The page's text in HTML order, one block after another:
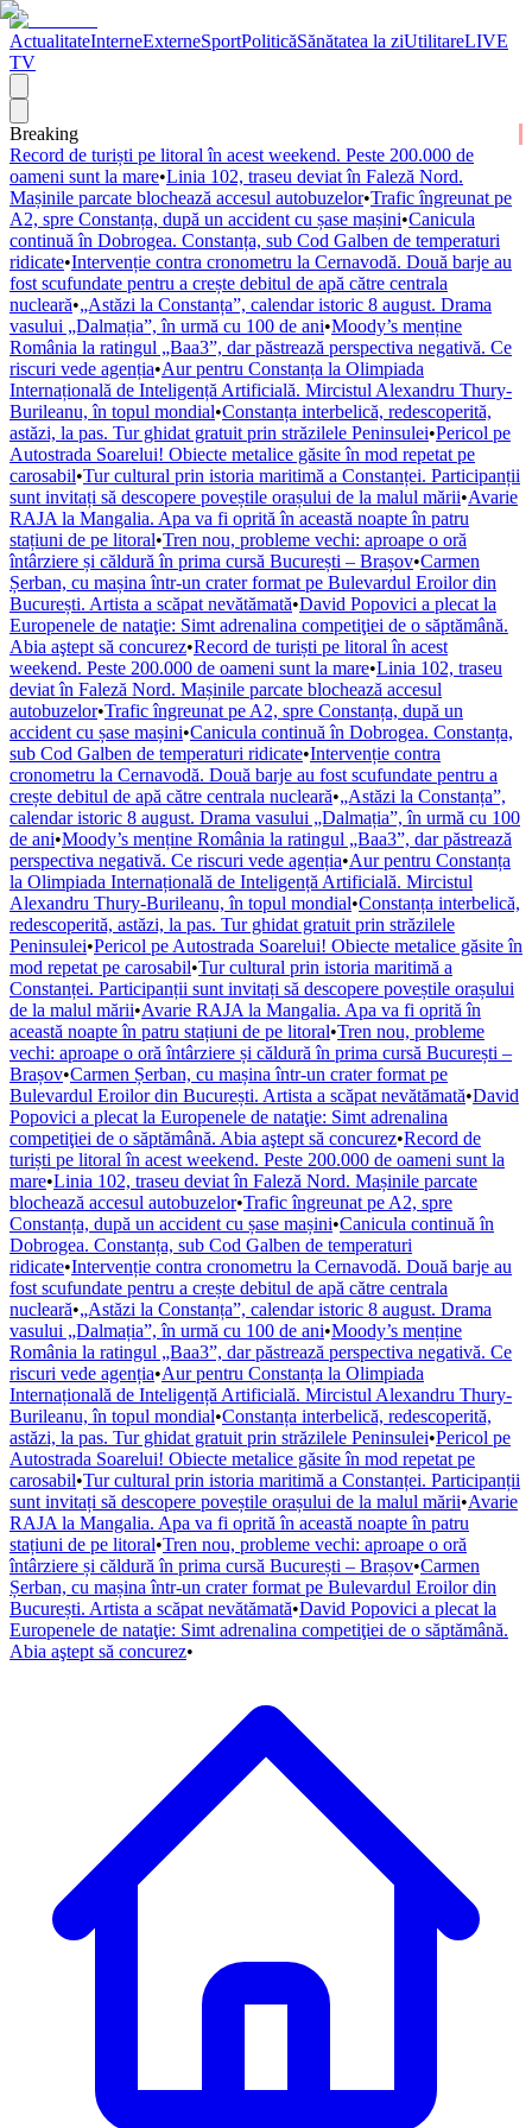
ActualitateInterneExterneSportPoliticăSănătatea la ziUtilitareLIVE
TV
Breaking
Record de turiști pe litoral în acest weekend. Peste 200.000 de
oameni sunt la mare•Linia 102, traseu deviat în Faleză Nord.
Mașinile parcate blochează accesul autobuzelor•Trafic îngreunat pe
A2, spre Constanța, după un accident cu șase mașini•Canicula
continuă în Dobrogea. Constanța, sub Cod Galben de temperaturi
ridicate•Intervenție contra cronometru la Cernavodă. Două barje au
fost scufundate pentru a crește debitul de apă către centrala
nucleară•„Astăzi la Constanța”, calendar istoric 8 august. Drama
vasului „Dalmația”, în urmă cu 100 de ani•Moody’s menține
România la ratingul „Baa3”, dar păstrează perspectiva negativă. Ce
riscuri vede agenția•Aur pentru Constanța la Olimpiada
Internațională de Inteligență Artificială. Mircistul Alexandru Thury-
Burileanu, în topul mondial•Constanța interbelică, redescoperită,
astăzi, la pas. Tur ghidat gratuit prin străzilele Peninsulei•Pericol pe
Autostrada Soarelui! Obiecte metalice găsite în mod repetat pe
carosabil•Tur cultural prin istoria maritimă a Constanței. Participanții
sunt invitați să descopere poveștile orașului de la malul mării•Avarie
RAJA la Mangalia. Apa va fi oprită în această noapte în patru
stațiuni de pe litoral•Tren nou, probleme vechi: aproape o oră
întârziere și căldură în prima cursă București – Brașov•Carmen
Șerban, cu mașina într-un crater format pe Bulevardul Eroilor din
București. Artista a scăpat nevătămată•David Popovici a plecat la
Europenele de nataţie: Simt adrenalina competiţiei de o săptămână.
Abia aştept să concurez•Record de turiști pe litoral în acest
weekend. Peste 200.000 de oameni sunt la mare•Linia 102, traseu
deviat în Faleză Nord. Mașinile parcate blochează accesul
autobuzelor•Trafic îngreunat pe A2, spre Constanța, după un
accident cu șase mașini•Canicula continuă în Dobrogea. Constanța,
sub Cod Galben de temperaturi ridicate•Intervenție contra
cronometru la Cernavodă. Două barje au fost scufundate pentru a
crește debitul de apă către centrala nucleară•„Astăzi la Constanța”,
calendar istoric 8 august. Drama vasului „Dalmația”, în urmă cu 100
de ani•Moody’s menține România la ratingul „Baa3”, dar păstrează
perspectiva negativă. Ce riscuri vede agenția•Aur pentru Constanța
la Olimpiada Internațională de Inteligență Artificială. Mircistul
Alexandru Thury-Burileanu, în topul mondial•Constanța interbelică,
redescoperită, astăzi, la pas. Tur ghidat gratuit prin străzilele
Peninsulei•Pericol pe Autostrada Soarelui! Obiecte metalice găsite în
mod repetat pe carosabil•Tur cultural prin istoria maritimă a
Constanței. Participanții sunt invitați să descopere poveștile orașului
de la malul mării•Avarie RAJA la Mangalia. Apa va fi oprită în
această noapte în patru stațiuni de pe litoral•Tren nou, probleme
vechi: aproape o oră întârziere și căldură în prima cursă București –
Brașov•Carmen Șerban, cu mașina într-un crater format pe
Bulevardul Eroilor din București. Artista a scăpat nevătămată•David
Popovici a plecat la Europenele de nataţie: Simt adrenalina
competiţiei de o săptămână. Abia aştept să concurez•Record de
turiști pe litoral în acest weekend. Peste 200.000 de oameni sunt la
mare•Linia 102, traseu deviat în Faleză Nord. Mașinile parcate
blochează accesul autobuzelor•Trafic îngreunat pe A2, spre
Constanța, după un accident cu șase mașini•Canicula continuă în
Dobrogea. Constanța, sub Cod Galben de temperaturi
ridicate•Intervenție contra cronometru la Cernavodă. Două barje au
fost scufundate pentru a crește debitul de apă către centrala
nucleară•„Astăzi la Constanța”, calendar istoric 8 august. Drama
vasului „Dalmația”, în urmă cu 100 de ani•Moody’s menține
România la ratingul „Baa3”, dar păstrează perspectiva negativă. Ce
riscuri vede agenția•Aur pentru Constanța la Olimpiada
Internațională de Inteligență Artificială. Mircistul Alexandru Thury-
Burileanu, în topul mondial•Constanța interbelică, redescoperită,
astăzi, la pas. Tur ghidat gratuit prin străzilele Peninsulei•Pericol pe
Autostrada Soarelui! Obiecte metalice găsite în mod repetat pe
carosabil•Tur cultural prin istoria maritimă a Constanței. Participanții
sunt invitați să descopere poveștile orașului de la malul mării•Avarie
RAJA la Mangalia. Apa va fi oprită în această noapte în patru
stațiuni de pe litoral•Tren nou, probleme vechi: aproape o oră
întârziere și căldură în prima cursă București – Brașov•Carmen
Șerban, cu mașina într-un crater format pe Bulevardul Eroilor din
București. Artista a scăpat nevătămată•David Popovici a plecat la
Europenele de nataţie: Simt adrenalina competiţiei de o săptămână.
Abia aştept să concurez•